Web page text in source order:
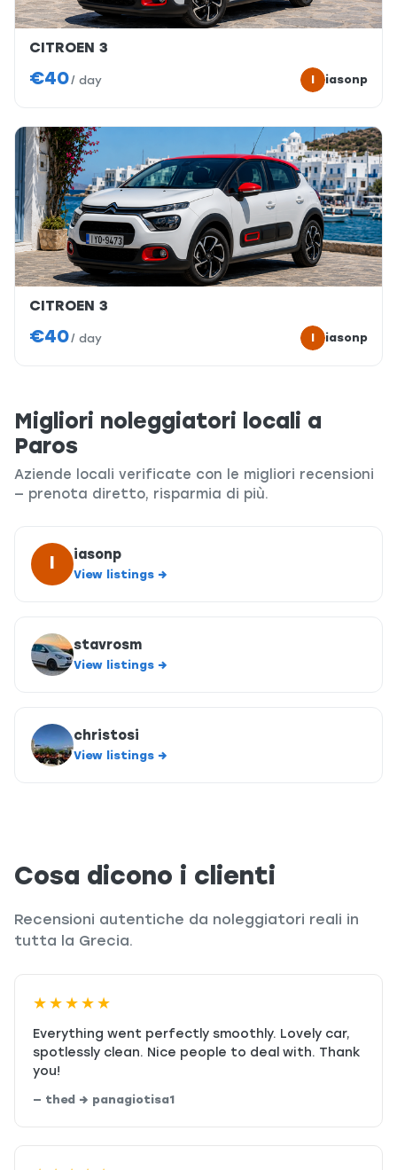
CITROEN 3
€40/ day iasonp
CITROEN 3
€40/ day iasonp
Migliori noleggiatori locali a
Paros
Aziende locali verificate con le migliori recensioni
— prenota diretto, risparmia di più.
I
iasonp
View listings →
stavrosm
View listings →
christosi
View listings →
Cosa dicono i clienti
Recensioni autentiche da noleggiatori reali in
tutta la Grecia.
★★★★★
Everything went perfectly smoothly. Lovely car,
spotlessly clean. Nice people to deal with. Thank
you!
— thed → panagiotisa1